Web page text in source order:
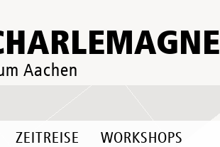
Aachen
ZEITREISE WORKSHOPS